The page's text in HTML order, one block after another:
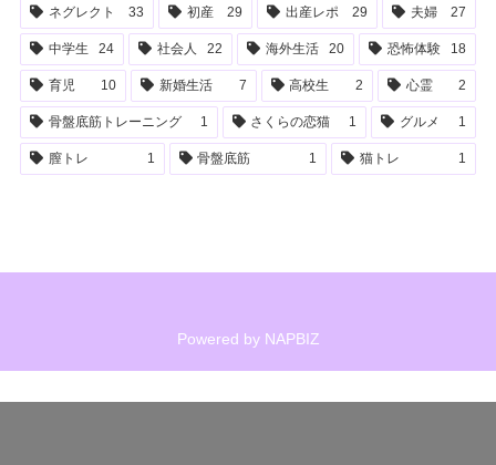
ネグレクト 33 初産 29 出産レポ 29 夫婦 27
中学生 24 社会人 22 海外生活 20 恐怖体験 18
育児 10 新婚生活 7 高校生 2 心霊 2
骨盤底筋トレーニング 1 さくらの恋猫 1 グルメ 1
膣トレ 1 骨盤底筋 1 猫トレ 1
Powered by NAPBIZ